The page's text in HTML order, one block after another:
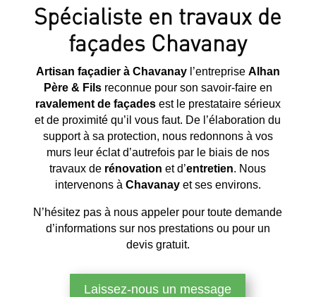
Spécialiste en travaux de
façades Chavanay
Artisan façadier à Chavanay l’entreprise Alhan
Père & Filsreconnue pour son savoir-faire en
ravalement de façadesest le prestataire sérieux
et de proximité qu’il vous faut. De l’élaboration du
support à sa protection, nous redonnons à vos
murs leur éclat d’autrefois par le biais de nos
travaux de rénovation et d’entretien. Nous
intervenons à Chavanayet ses environs.
N’hésitez pas à nous appeler pour toute demande
d’informations sur nos prestations ou pour un
devis gratuit.
Laissez-nous un message